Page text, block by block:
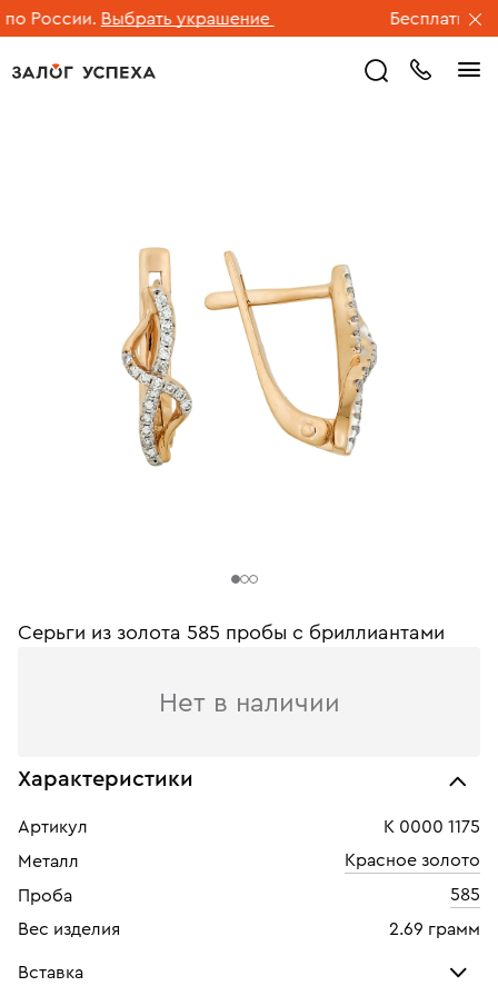
России. Выбрать украшение Бесплатная
Серьги из золота 585 пробы c бриллиантами
Нет в наличии
Характеристики
Артикул
К 0000 1175
Металл
Красное золото
Проба
585
Вес изделия
2.69 грамм
Вставка